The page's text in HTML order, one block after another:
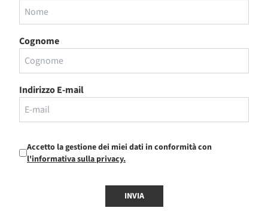
Cognome
Indirizzo E-mail
Accetto la gestione dei miei dati in conformità con
l'informativa sulla privacy.
INVIA